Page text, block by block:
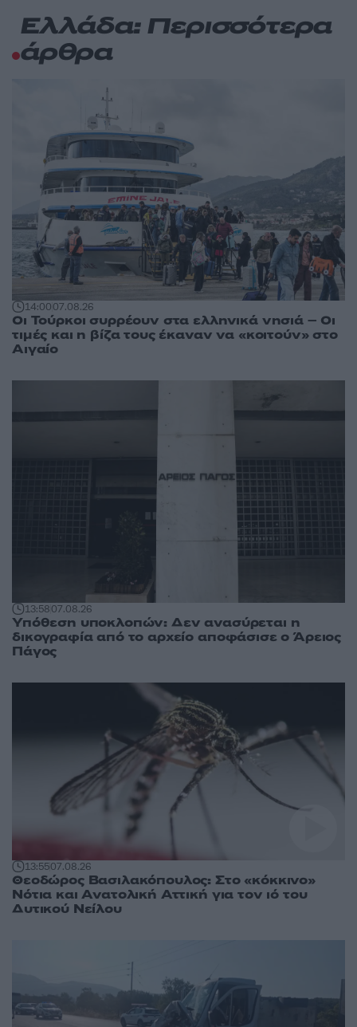
Ελλάδα: Περισσότερα
άρθρα
14:0007.08.26
Οι Τούρκοι συρρέουν στα ελληνικά νησιά – Οι
τιμές και η βίζα τους έκαναν να «κοιτούν» στο
Αιγαίο
13:5807.08.26
Υπόθεση υποκλοπών: Δεν ανασύρεται η
δικογραφία από το αρχείο αποφάσισε ο Άρειος
Πάγος
13:5507.08.26
Θεοδώρος Βασιλακόπουλος: Στο «κόκκινο»
Νότια και Ανατολική Αττική για τον ιό του
Δυτικού Νείλου